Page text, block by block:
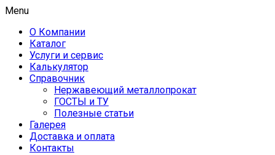
Menu
О Компании
Каталог
Услуги и сервис
Калькулятор
Справочник
Нержавеющий металлопрокат
ГОСТЫ и ТУ
Полезные статьи
Галерея
Доставка и оплата
Контакты